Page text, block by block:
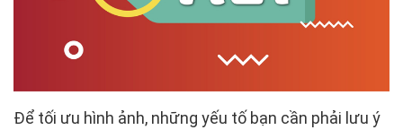
Để tối ưu hình ảnh, những yếu tố bạn cần phải lưu ý